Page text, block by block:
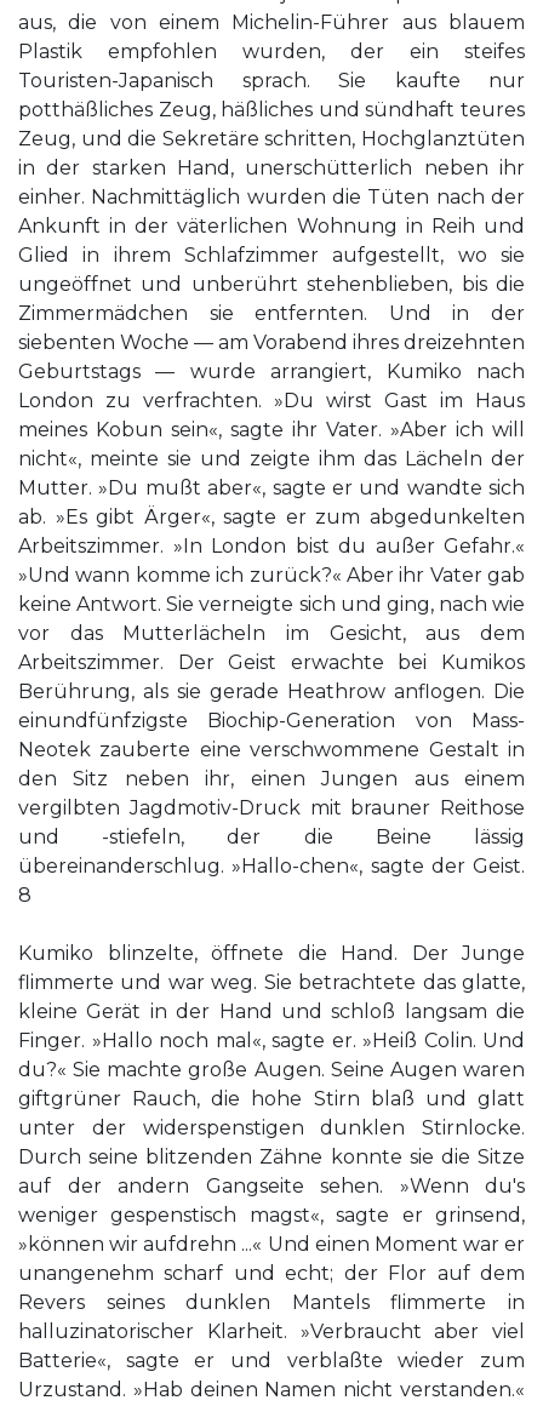
aus, die von einem Michelin-Führer aus blauem
Plastik empfohlen wurden, der ein steifes
Touristen-Japanisch sprach. Sie kaufte nur
potthäßliches Zeug, häßliches und sündhaft teures
Zeug, und die Sekretäre schritten, Hochglanztüten
in der starken Hand, unerschütterlich neben ihr
einher. Nachmittäglich wurden die Tüten nach der
Ankunft in der väterlichen Wohnung in Reih und
Glied in ihrem Schlafzimmer aufgestellt, wo sie
ungeöffnet und unberührt stehenblieben, bis die
Zimmermädchen sie entfernten. Und in der
siebenten Woche — am Vorabend ihres dreizehnten
Geburtstags — wurde arrangiert, Kumiko nach
London zu verfrachten. »Du wirst Gast im Haus
meines Kobun sein«, sagte ihr Vater. »Aber ich will
nicht«, meinte sie und zeigte ihm das Lächeln der
Mutter. »Du mußt aber«, sagte er und wandte sich
ab. »Es gibt Ärger«, sagte er zum abgedunkelten
Arbeitszimmer. »In London bist du außer Gefahr.«
»Und wann komme ich zurück?« Aber ihr Vater gab
keine Antwort. Sie verneigte sich und ging, nach wie
vor das Mutterlächeln im Gesicht, aus dem
Arbeitszimmer. Der Geist erwachte bei Kumikos
Berührung, als sie gerade Heathrow anflogen. Die
einundfünfzigste Biochip-Generation von Mass-
Neotek zauberte eine verschwommene Gestalt in
den Sitz neben ihr, einen Jungen aus einem
vergilbten Jagdmotiv-Druck mit brauner Reithose
und -stiefeln, der die Beine lässig
übereinanderschlug. »Hallo-chen«, sagte der Geist.
8
Kumiko blinzelte, öffnete die Hand. Der Junge
flimmerte und war weg. Sie betrachtete das glatte,
kleine Gerät in der Hand und schloß langsam die
Finger. »Hallo noch mal«, sagte er. »Heiß Colin. Und
du?« Sie machte große Augen. Seine Augen waren
giftgrüner Rauch, die hohe Stirn blaß und glatt
unter der widerspenstigen dunklen Stirnlocke.
Durch seine blitzenden Zähne konnte sie die Sitze
auf der andern Gangseite sehen. »Wenn du's
weniger gespenstisch magst«, sagte er grinsend,
»können wir aufdrehn ...« Und einen Moment war er
unangenehm scharf und echt; der Flor auf dem
Revers seines dunklen Mantels flimmerte in
halluzinatorischer Klarheit. »Verbraucht aber viel
Batterie«, sagte er und verblaßte wieder zum
Urzustand. »Hab deinen Namen nicht verstanden.«